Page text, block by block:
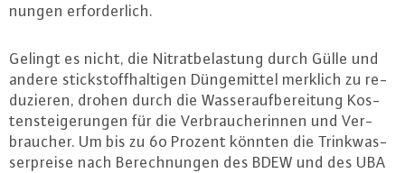
nun­gen er­for­der­lich.
Gelingt es nicht, die Ni­trat­be­las­tung durch Gülle und
andere stick­stoff­hal­ti­gen Dün­ge­mit­tel merklich zu re­
du­zie­ren, drohen durch die Was­ser­auf­be­rei­tung Kos­
ten­stei­ge­run­gen für die Ver­brau­che­rin­nen und Ver­
brau­cher. Um bis zu 60 Prozent könnten die Trink­was­
ser­prei­se nach Be­rech­nun­gen des BDEW und des UBA